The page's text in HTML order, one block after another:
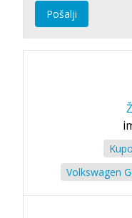
Pošalji
Volkswagen